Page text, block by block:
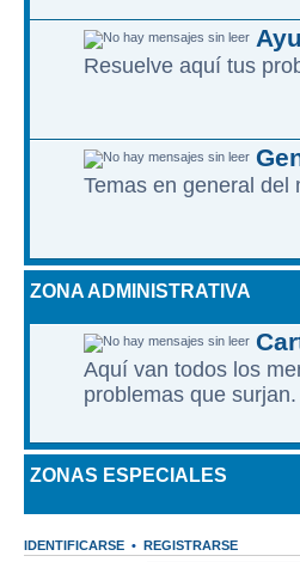
Resuelve aquí­ tus
Temas en general del
ZONA ADMINISTRATIVA
Aquí van todos los
problemas que
ZONAS ESPECIALES
IDENTIFICARSE • REGISTRARSE